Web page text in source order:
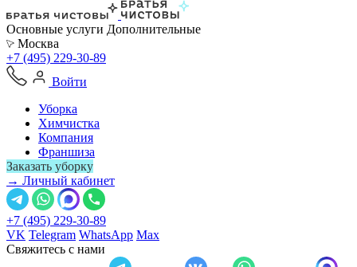
Основные услуги Дополнительные
Москва
+7 (495) 229-30-89
Войти
Уборка
Химчистка
Компания
Франшиза
Заказать уборку
→ Личный кабинет
+7 (495) 229-30-89
VK Telegram WhatsApp Max
Свяжитесь с нами